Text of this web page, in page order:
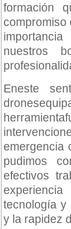
formación
compromiso
nuestros
Eneste
emergencia
pudimos
efectivos
tecnología y
y la rapidez